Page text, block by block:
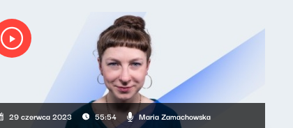
29 czerwca 2023 55:54 Maria Zamachowska